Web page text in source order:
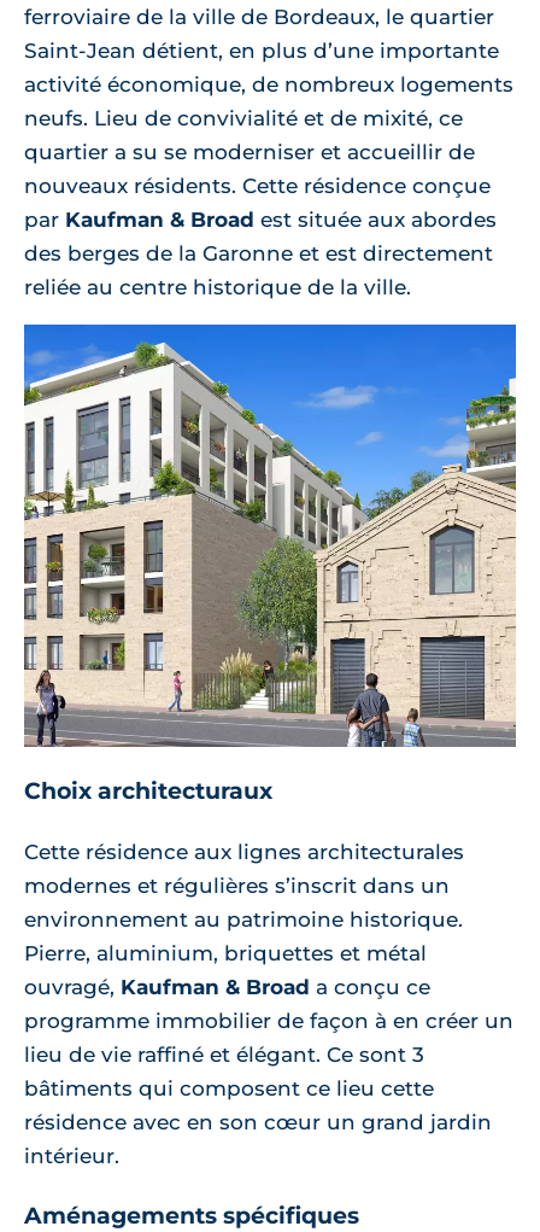
ferroviaire de la ville de Bordeaux, le quartier
Saint-Jean détient, en plus d’une importante
activité économique, de nombreux logements
neufs. Lieu de convivialité et de mixité, ce
quartier a su se moderniser et accueillir de
nouveaux résidents. Cette résidence conçue
par Kaufman & Broad est située aux abordes
des berges de la Garonne et est directement
reliée au centre historique de la ville.
Choix architecturaux
Cette résidence aux lignes architecturales
modernes et régulières s’inscrit dans un
environnement au patrimoine historique.
Pierre, aluminium, briquettes et métal
ouvragé, Kaufman & Broad a conçu ce
programme immobilier de façon à en créer un
lieu de vie raffiné et élégant. Ce sont 3
bâtiments qui composent ce lieu cette
résidence avec en son cœur un grand jardin
intérieur.
Aménagements spécifiques